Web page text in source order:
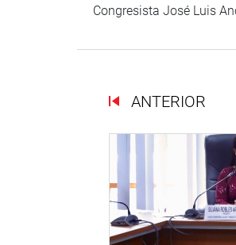
Congresista José Luis
ANTERIOR